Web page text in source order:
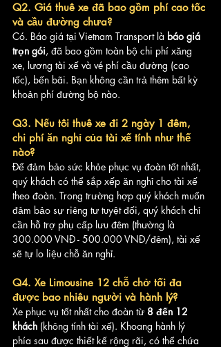
Q2. Giá thuê xe đã bao gồm phí cao tốc
và cầu đường chưa?
Có. Báo giá tại Vietnam Transport là báo giá
trọn gói, đã bao gồm toàn bộ chi phí xăng
xe, lương tài xế và vé phí cầu đường (cao
tốc), bến bãi. Bạn không cần trả thêm bất kỳ
khoản phí đường bộ nào.
Q3. Nếu tôi thuê xe đi 2 ngày 1 đêm,
chi phí ăn nghỉ của tài xế tính như thế
nào?
Để đảm bảo sức khỏe phục vụ đoàn tốt nhất,
quý khách có thể sắp xếp ăn nghỉ cho tài xế
theo đoàn. Trong trường hợp quý khách muốn
đảm bảo sự riêng tư tuyệt đối, quý khách chỉ
cần hỗ trợ phụ cấp lưu đêm (thường là
300.000 VNĐ - 500.000 VNĐ/đêm), tài xế
sẽ tự lo liệu chỗ ăn nghỉ.
Q4. Xe Limousine 12 chỗ chở tối đa
được bao nhiêu người và hành lý?
Xe phục vụ tốt nhất cho đoàn từ 8 đến 12
khách (không tính tài xế). Khoang hành lý
phía sau được thiết kế rộng rãi, có thể chứa